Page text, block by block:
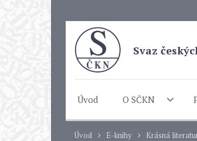
Svaz
Úvod O SČKN
Úvod E-knihy Krásná